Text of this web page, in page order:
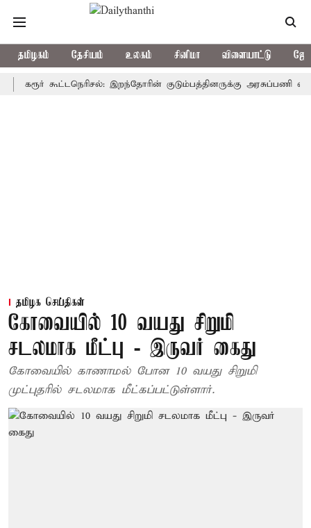
தமிழகம் தேசியம் உலகம் சினிமா விளையாட்டு
கூட்டநெரிசல்: இறந்தோரின் குடும்பத்தினருக்கு அரசுப்பணி வழக்கு;
தமிழக செய்திகள்
கோவையில் 10 வயது சிறுமி
சடலமாக மீட்பு - இருவர் கைது
கோவையில் காணாமல் போன 10 வயது சிறுமி
முட்புதரில் சடலமாக மீட்கப்பட்டுள்ளார்.